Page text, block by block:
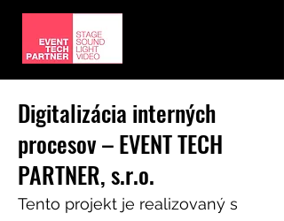
Digitalizácia interných
procesov – EVENT TECH
PARTNER, s.r.o.
Tento projekt je realizovaný s